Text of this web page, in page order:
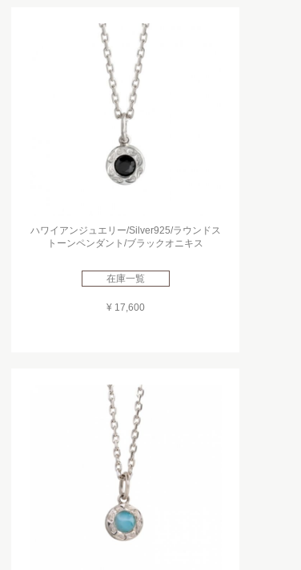
ハワイアンジュエリー/Silver925/ラウンドス
トーンペンダント/ブラックオニキス
在庫一覧
¥ 17,600